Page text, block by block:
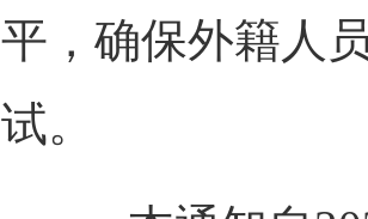
平，确保外籍人
试。